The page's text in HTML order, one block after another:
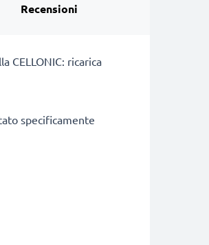
Recensioni
CELLONIC: ricarica
specificamente